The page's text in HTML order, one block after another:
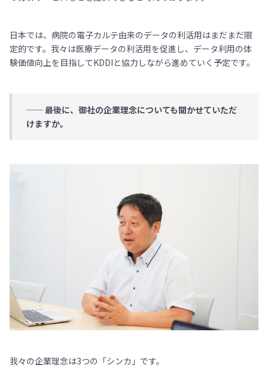
日本では、病院の電子カルテ由来のデータの利活用はまだまだ限
定的です。我々は医療データの利活用を促進し、データ利用の体
験価値向上を目指してKDDIと協力しながら進めていく予定です。
── 最後に、御社の企業理念についても聞かせていただ
けますか。
我々の企業理念は3つの「シンカ」です。